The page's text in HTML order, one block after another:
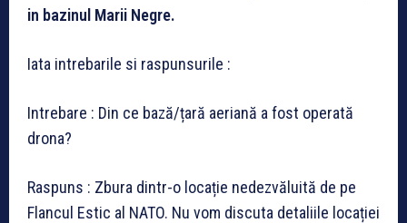
in bazinul Marii Negre.
Iata intrebarile si raspunsurile :
Intrebare : Din ce bază/țară aeriană a fost operată
drona?
Raspuns : Zbura dintr-o locație nedezvăluită de pe
Flancul Estic al NATO. Nu vom discuta detaliile locației